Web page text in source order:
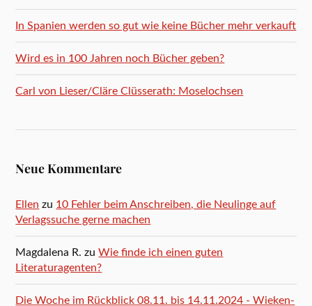
In Spanien werden so gut wie keine Bücher mehr verkauft
Wird es in 100 Jahren noch Bücher geben?
Carl von Lieser/Cläre Clüsserath: Moselochsen
Neue Kommentare
Ellen zu 10 Fehler beim Anschreiben, die Neulinge auf
Verlagssuche gerne machen
Magdalena R. zuWie finde ich einen guten
Literaturagenten?
Die Woche im Rückblick 08.11. bis 14.11.2024 - Wieken-